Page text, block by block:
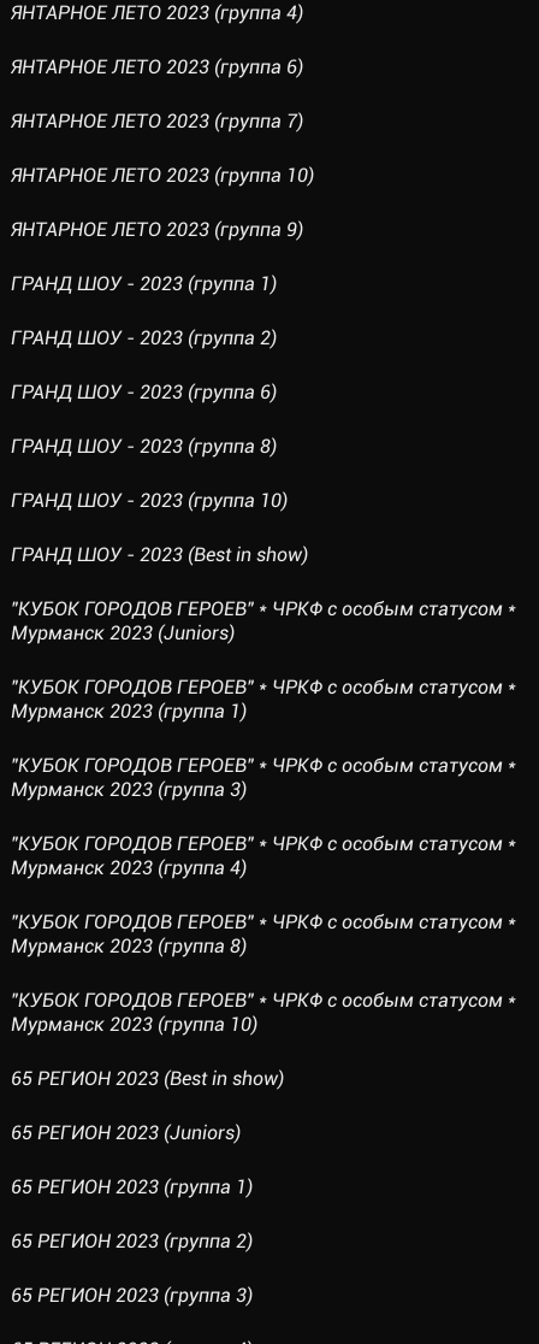
ЯНТАРНОЕ ЛЕТО 2023 (группа 4)
ЯНТАРНОЕ ЛЕТО 2023 (группа 6)
ЯНТАРНОЕ ЛЕТО 2023 (группа 7)
ЯНТАРНОЕ ЛЕТО 2023 (группа 10)
ЯНТАРНОЕ ЛЕТО 2023 (группа 9)
ГРАНД ШОУ - 2023 (группа 1)
ГРАНД ШОУ - 2023 (группа 2)
ГРАНД ШОУ - 2023 (группа 6)
ГРАНД ШОУ - 2023 (группа 8)
ГРАНД ШОУ - 2023 (группа 10)
ГРАНД ШОУ - 2023 (Best in show)
"КУБОК ГОРОДОВ ГЕРОЕВ" * ЧРКФ с особым статусом *
Мурманск 2023 (Juniors)
"КУБОК ГОРОДОВ ГЕРОЕВ" * ЧРКФ с особым статусом *
Мурманск 2023 (группа 1)
"КУБОК ГОРОДОВ ГЕРОЕВ" * ЧРКФ с особым статусом *
Мурманск 2023 (группа 3)
"КУБОК ГОРОДОВ ГЕРОЕВ" * ЧРКФ с особым статусом *
Мурманск 2023 (группа 4)
"КУБОК ГОРОДОВ ГЕРОЕВ" * ЧРКФ с особым статусом *
Мурманск 2023 (группа 8)
"КУБОК ГОРОДОВ ГЕРОЕВ" * ЧРКФ с особым статусом *
Мурманск 2023 (группа 10)
65 РЕГИОН 2023 (Best in show)
65 РЕГИОН 2023 (Juniors)
65 РЕГИОН 2023 (группа 1)
65 РЕГИОН 2023 (группа 2)
65 РЕГИОН 2023 (группа 3)